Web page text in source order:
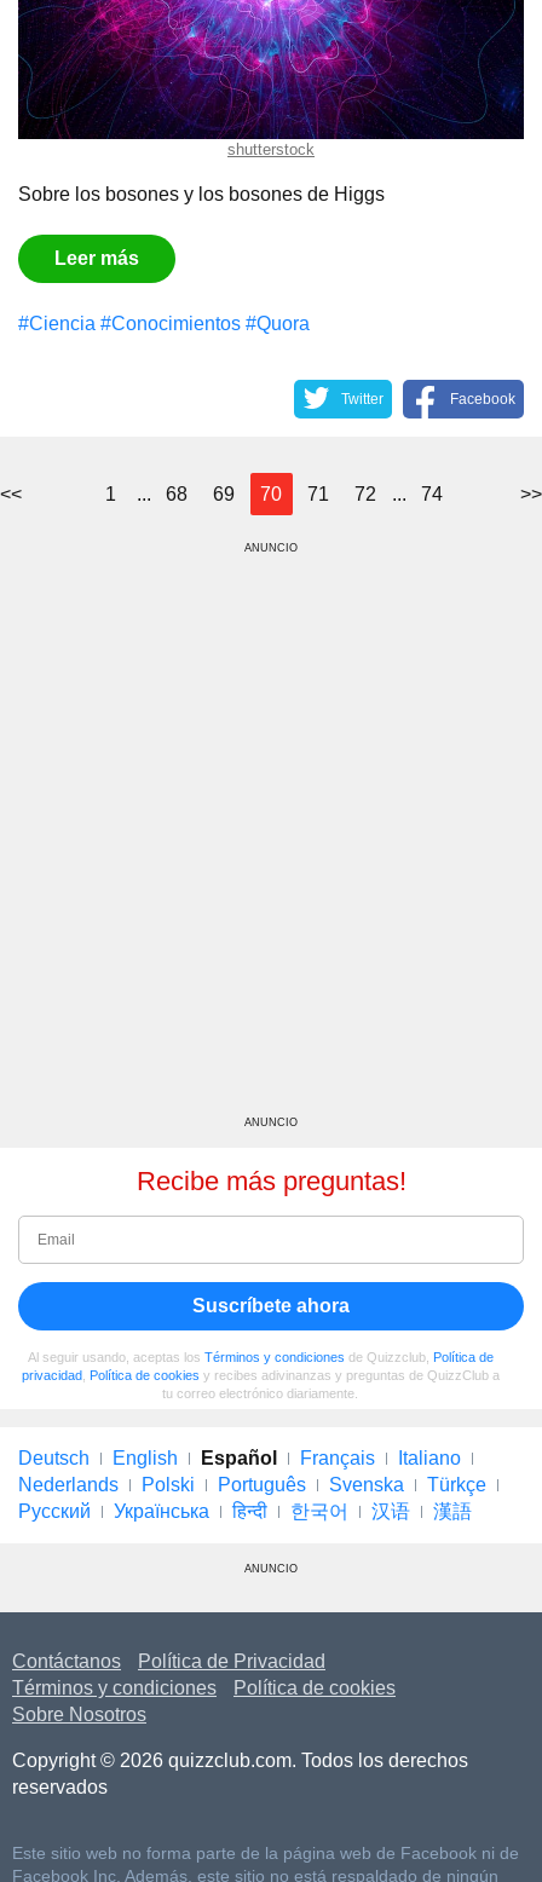
shutterstock
Sobre los bosones y los bosones de Higgs
Leer más
#Сiencia #Conocimientos #Quora
Twitter Facebook
<< 1 ... 68 69 70 71 72 ... 74 >>
ANUNCIO
ANUNCIO
Recibe más preguntas!
Suscríbete ahora
Al seguir usando, aceptas los Términos y condiciones de Quizzclub, Política de
privacidad, Política de cookies y recibes adivinanzas y preguntas de QuizzClub a
tu correo electrónico diariamente.
Deutsch English Español Français
Italiano
Nederlands
Polski Português Svenska
Türkçe
Русский
Українська हिन्दी 한국어 汉语 漢語
ANUNCIO
Contáctanos
Política de Privacidad
Términos y condiciones
Política de cookies
Sobre Nosotros
Copyright © 2026 quizzclub.com. Todos los derechos
reservados
Este sitio web no forma parte de la página web de Facebook ni de
Facebook Inc. Además, este sitio no está respaldado de ningún